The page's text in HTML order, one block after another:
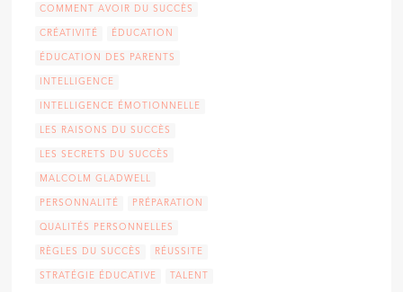
COMMENT AVOIR DU SUCCÈS
CRÉATIVITÉ ÉDUCATION
ÉDUCATION DES PARENTS
INTELLIGENCE
INTELLIGENCE ÉMOTIONNELLE
LES RAISONS DU SUCCÈS
LES SECRETS DU SUCCÈS
MALCOLM GLADWELL
PERSONNALITÉ PRÉPARATION
QUALITÉS PERSONNELLES
RÈGLES DU SUCCÈS RÉUSSITE
STRATÉGIE ÉDUCATIVE TALENT